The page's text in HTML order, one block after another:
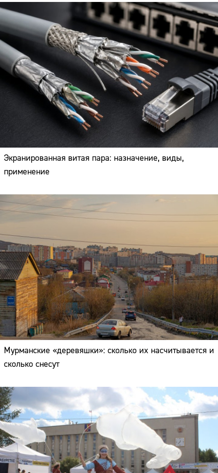
Экранированная витая пара: назначение, виды,
применение
Мурманские «деревяшки»: сколько их насчитывается и
сколько снесут